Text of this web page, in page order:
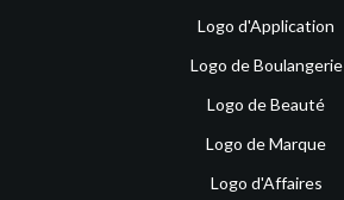
Logo d'Application
Logo de Boulangerie
Logo de Beauté
Logo de Marque
Logo d'Affaires